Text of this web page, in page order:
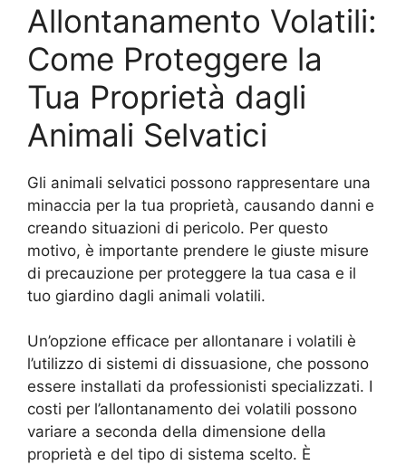
Allontanamento Volatili:
Come Proteggere la
Tua Proprietà dagli
Animali Selvatici
Gli animali selvatici possono rappresentare una
minaccia per la tua proprietà, causando danni e
creando situazioni di pericolo. Per questo
motivo, è importante prendere le giuste misure
di precauzione per proteggere la tua casa e il
tuo giardino dagli animali volatili.
Un’opzione efficace per allontanare i volatili è
l’utilizzo di sistemi di dissuasione, che possono
essere installati da professionisti specializzati. I
costi per l’allontanamento dei volatili possono
variare a seconda della dimensione della
proprietà e del tipo di sistema scelto. È